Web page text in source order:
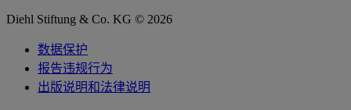
Diehl Stiftung & Co. KG © 2026
数据保护
报告违规行为
出版说明和法律说明